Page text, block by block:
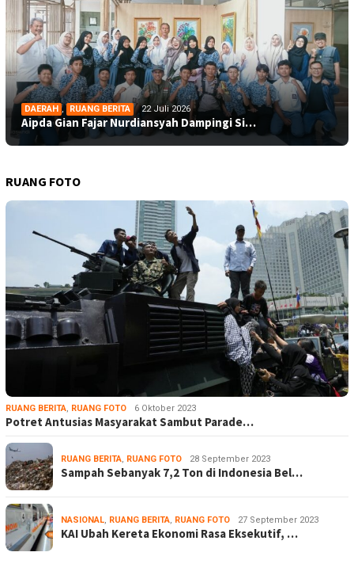
DAERAH , RUANG BERITA 22 Juli 2026
Aipda Gian Fajar Nurdiansyah Dampingi Si…
RUANG FOTO
RUANG BERITA, RUANG FOTO 6 Oktober 2023
Potret Antusias Masyarakat Sambut Parade…
RUANG BERITA, RUANG FOTO 28 September 2023
Sampah Sebanyak 7,2 Ton di Indonesia Bel…
NASIONAL, RUANG BERITA, RUANG FOTO 27 September 2023
KAI Ubah Kereta Ekonomi Rasa Eksekutif, …